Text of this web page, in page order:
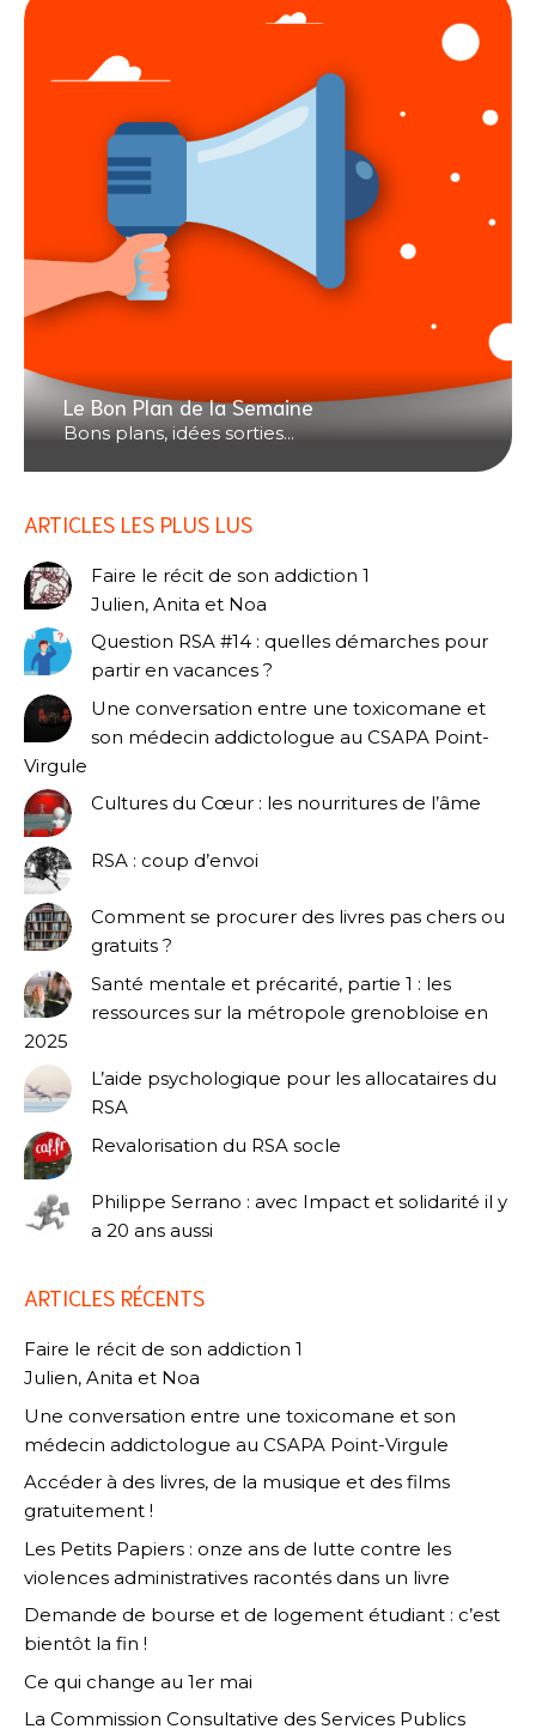
Le Bon Plan de la Semaine
Bons plans, idées sorties...
ARTICLES LES PLUS LUS
Faire le récit de son addiction 1
Julien, Anita et Noa
Question RSA #14 : quelles démarches pour
partir en vacances ?
Une conversation entre une toxicomane et
son médecin addictologue au CSAPA Point-
Virgule
Cultures du Cœur : les nourritures de l’âme
RSA : coup d’envoi
Comment se procurer des livres pas chers ou
gratuits ?
Santé mentale et précarité, partie 1 : les
ressources sur la métropole grenobloise en
2025
L’aide psychologique pour les allocataires du
RSA
Revalorisation du RSA socle
Philippe Serrano : avec Impact et solidarité il y
a 20 ans aussi
ARTICLES RÉCENTS
Faire le récit de son addiction 1
Julien, Anita et Noa
Une conversation entre une toxicomane et son
médecin addictologue au CSAPA Point-Virgule
Accéder à des livres, de la musique et des films
gratuitement !
Les Petits Papiers : onze ans de lutte contre les
violences administratives racontés dans un livre
Demande de bourse et de logement étudiant : c’est
bientôt la fin !
Ce qui change au 1er mai
La Commission Consultative des Services Publics